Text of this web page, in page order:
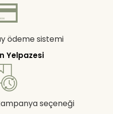
ödeme sistemi
Yelpazesi
seçeneği